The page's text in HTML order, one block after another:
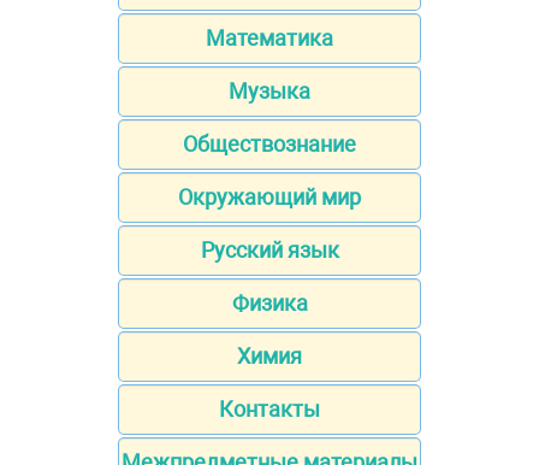
Математика
Музыка
Обществознание
Окружающий мир
Русский язык
Физика
Химия
Контакты